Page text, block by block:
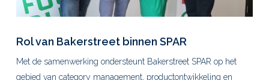
Rol van Bakerstreetbinnen SPAR
Met de samenwerking ondersteunt Bakerstreet SPAR op het
gebied van category management, productontwikkeling en